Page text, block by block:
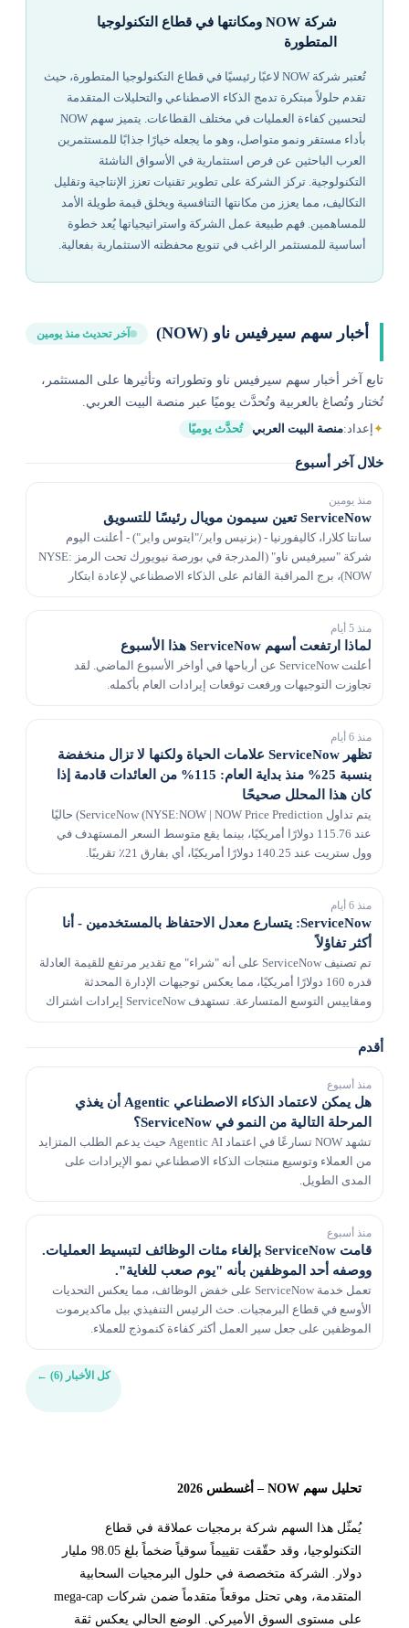
شركة NOW ومكانتها في قطاع التكنولوجيا
المتطورة
تُعتبر شركة NOW لاعبًا رئيسيًا في قطاع التكنولوجيا المتطورة، حيث
تقدم حلولاً مبتكرة تدمج الذكاء الاصطناعي والتحليلات المتقدمة
لتحسين كفاءة العمليات في مختلف القطاعات. يتميز سهم NOW
بأداء مستقر ونمو متواصل، وهو ما يجعله خيارًا جذابًا للمستثمرين
العرب الباحثين عن فرص استثمارية في الأسواق الناشئة
التكنولوجية. تركز الشركة على تطوير تقنيات تعزز الإنتاجية وتقليل
التكاليف، مما يعزز من مكانتها التنافسية ويخلق قيمة طويلة الأمد
للمساهمين. فهم طبيعة عمل الشركة واستراتيجياتها يُعد خطوة
أساسية للمستثمر الراغب في تنويع محفظته الاستثمارية بفعالية.
أخبار سهم سيرفيس ناو (NOW) آخر تحديث منذ يومين
تابع آخر أخبار سهم سيرفيس ناو وتطوراته وتأثيرها على المستثمر،
تُختار وتُصاغ بالعربية وتُحدَّث يوميًا عبر منصة البيت العربي.
✦إعداد:منصة البيت العربي تُحدَّث يوميًا
خلال آخر أسبوع
منذ يومين
ServiceNow تعين سيمون مويال رئيسًا للتسويق
سانتا كلارا، كاليفورنيا - (بزنيس واير/"ايتوس واير") - أعلنت اليوم
شركة "سيرفيس ناو" (المدرجة في بورصة نيويورك تحت الرمز NYSE:
NOW)، برج المراقبة القائم على الذكاء الاصطناعي لإعادة ابتكار
منذ 5 أيام
لماذا ارتفعت أسهم ServiceNow هذا الأسبوع
أعلنت ServiceNow عن أرباحها في أواخر الأسبوع الماضي. لقد
تجاوزت التوجيهات ورفعت توقعات إيرادات العام بأكمله.
منذ 6 أيام
تظهر ServiceNow علامات الحياة ولكنها لا تزال منخفضة
بنسبة 25% منذ بداية العام: 115% من العائدات قادمة إذا
كان هذا المحلل صحيحًا
يتم تداول ServiceNow (NYSE:NOW | NOW Price Prediction) حاليًا
عند 115.76 دولارًا أمريكيًا، بينما يقع متوسط ​​السعر المستهدف في
وول ستريت عند 140.25 دولارًا أمريكيًا، أي بفارق 21٪ تقريبًا.
منذ 6 أيام
ServiceNow: يتسارع معدل الاحتفاظ بالمستخدمين - أنا
أكثر تفاؤلاً
تم تصنيف ServiceNow على أنه "شراء" مع تقدير مرتفع للقيمة العادلة
قدره 160 دولارًا أمريكيًا، مما يعكس توجيهات الإدارة المحدثة
ومقاييس التوسع المتسارعة. تستهدف ServiceNow إيرادات اشتراك
أقدم
منذ أسبوع
هل يمكن لاعتماد الذكاء الاصطناعي Agentic أن يغذي
المرحلة التالية من النمو في ServiceNow؟
تشهد NOW تسارعًا في اعتماد Agentic AI حيث يدعم الطلب المتزايد
من العملاء وتوسيع منتجات الذكاء الاصطناعي نمو الإيرادات على
المدى الطويل.
منذ أسبوع
قامت ServiceNow بإلغاء مئات الوظائف لتبسيط العمليات.
ووصفه أحد الموظفين بأنه "يوم صعب للغاية".
تعمل خدمة ServiceNow على خفض الوظائف، مما يعكس التحديات
الأوسع في قطاع البرمجيات. حث الرئيس التنفيذي بيل ماكديرموت
الموظفين على جعل سير العمل أكثر كفاءة كنموذج للعملاء.
كل الأخبار (6) ←
تحليل سهم NOW – أغسطس 2026
يُمثّل هذا السهم شركة برمجيات عملاقة في قطاع
التكنولوجيا، وقد حقّقت تقييماً سوقياً ضخماً بلغ 98.05 مليار
دولار. الشركة متخصصة في حلول البرمجيات السحابية
المتقدمة، وهي تحتل موقعاً متقدماً ضمن شركات mega-cap
على مستوى السوق الأميركي. الوضع الحالي يعكس ثقة